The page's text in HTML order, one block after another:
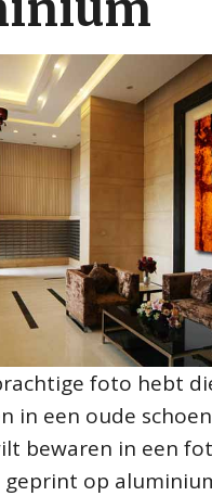
foto hebt
in een oude
bewaren in een
op